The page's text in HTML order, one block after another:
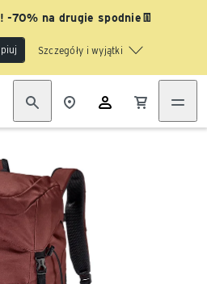
-70% na drugie spodnie👖
Szczegóły i wyjątki